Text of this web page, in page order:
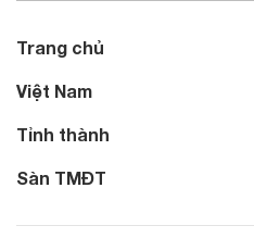
Trang chủ
Việt Nam
Tỉnh thành
Sàn TMĐT